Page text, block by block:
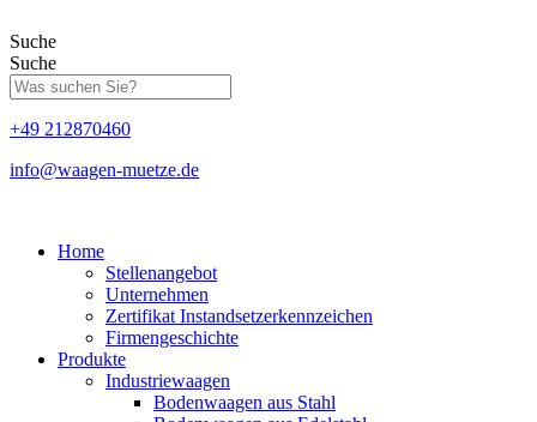
Inhalt
springen
Suche
Suche
+49 212870460
info@waagen-muetze.de
Home
Stellenangebot
Unternehmen
Zertifikat Instandsetzerkennzeichen
Firmengeschichte
Produkte
Industriewaagen
Bodenwaagen aus Stahl